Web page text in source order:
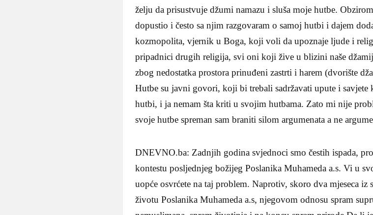
želju da prisustvuje džumi namazu i sluša moje hutbe.
dopustio i često sa njim razgovaram o samoj hutbi i dajem
kozmopolita, vjernik u Boga, koji voli da upoznaje ljude i
pripadnici drugih religija, svi oni koji žive u blizini naše
zbog nedostatka prostora prinuđeni zastrti i harem (dvorište
Hutbe su javni govori, koji bi trebali sadržavati upute i savjete
hutbi, i ja nemam šta kriti u svojim hutbama. Zato mi nije
svoje hutbe spreman sam braniti silom argumenata a ne
DNEVNO.ba: Zadnjih godina svjednoci smo čestih ispada,
kontestu posljednjeg božijeg Poslanika Muhameda a.s. Vi u
uopće osvrćete na taj problem. Naprotiv, skoro dva mjeseca
životu Poslanika Muhameda a.s, njegovom odnosu spram